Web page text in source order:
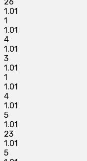
1.01
1
1.01
4
1.01
3
1.01
1
1.01
4
1.01
5
1.01
23
1.01
5